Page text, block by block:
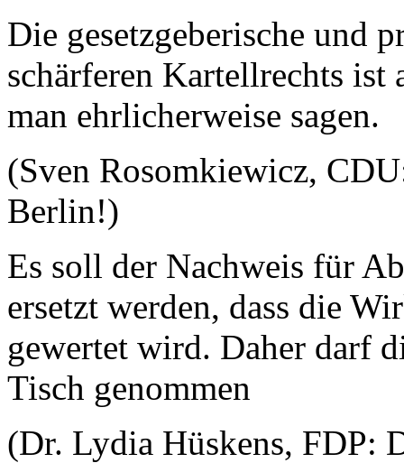
Die gesetzgeberische und
schärferen Kartellrechts ist
man ehrlicherweise sagen.
(Sven Rosomkiewicz,
Berlin!)
Es soll der Nachweis für
ersetzt werden, dass die
gewertet wird. Daher darf
Tisch genommen
(Dr. Lydia Hüskens, FDP: